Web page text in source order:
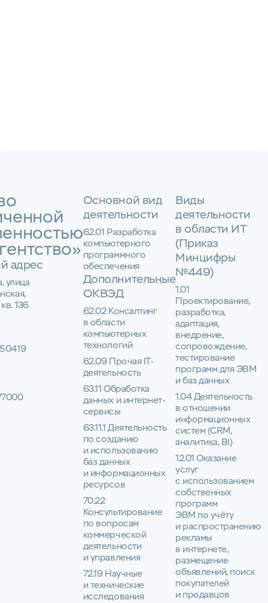
адрес
улица
136
Основной вид
деятельности
62.01 Разработка
компьютерного
программного
обеспечения
Дополнительные
ОКВЭД
62.02 Консалтинг
в области
компьютерных
технологий
62.09 Прочая IT-
деятельность
63.11 Обработка
данных и интернет-
сервисы
63.11.1 Деятельность
по созданию
и использованию
баз данных
и информационных
ресурсов
70.22
Консультирование
по вопросам
коммерческой
деятельности
и управления
72.19 Научные
и технические
исследования
Виды
деятельности
в области ИТ
(Приказ
Минцифры
№449)
1.01
Проектирование,
разработка,
адаптация,
внедрение,
сопровождение,
тестирование
программ для ЭВМ
и баз данных
1.04 Деятельность
в отношении
информационных
систем (CRM,
аналитика, BI)
12.01 Оказание
услуг
с использованием
собственных
программ
ЭВМ по учёту
и распространению
рекламы
в интернете,
размещение
объявлений, поиск
покупателей
и продавцов